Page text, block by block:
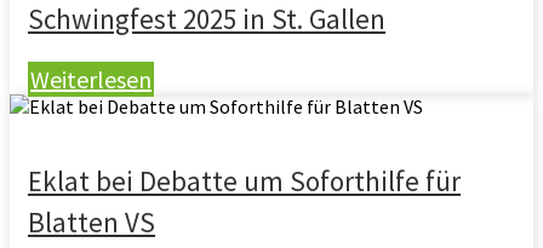
Schwingfest 2025 in St. Gallen
Weiterlesen
Eklat bei Debatte um Soforthilfe für
Blatten VS